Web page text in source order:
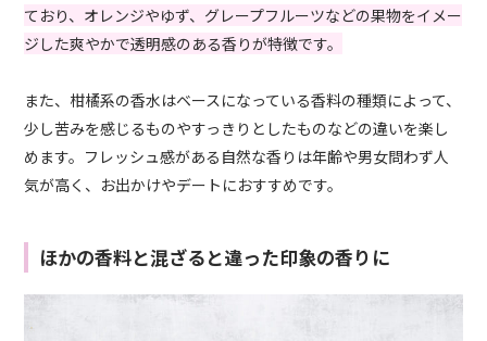
ており、オレンジやゆず、グレープフルーツなどの果物をイメー
ジした爽やかで透明感のある香りが特徴です。
また、柑橘系の香水はベースになっている香料の種類によって、
少し苦みを感じるものやすっきりとしたものなどの違いを楽し
めます。フレッシュ感がある自然な香りは年齢や男女問わず人
気が高く、お出かけやデートにおすすめです。
ほかの香料と混ざると違った印象の香りに